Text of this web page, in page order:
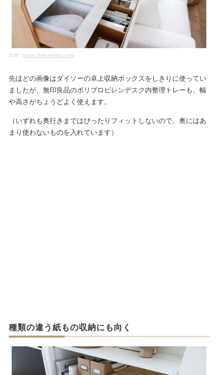
出典： https://folk-media.com/
先ほどの画像はダイソーの卓上収納ボックスをしきりに使ってい
ましたが、無印良品のポリプロピレンデスク内整理トレーも、幅
や高さがちょうどよく使えます。
（いずれも奥行きまではぴったりフィットしないので、奥にはあ
まり使わないものを入れています）
種類の違う紙もの収納にも向く